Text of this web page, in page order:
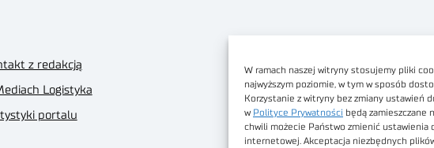
W ramach naszej witryny stosujemy pliki
najwyższym poziomie, w tym w sposób
Korzystanie z witryny bez zmiany ustawień
w Polityce Prywatności będą zamieszczane
chwili możecie Państwo zmienić ustawienia
internetowej. Akceptacja niezbędnych
z redakcją
Logistyka
portalu
Dostępność cyfrowa
Regulamin Portalu
Regulamin sklepu